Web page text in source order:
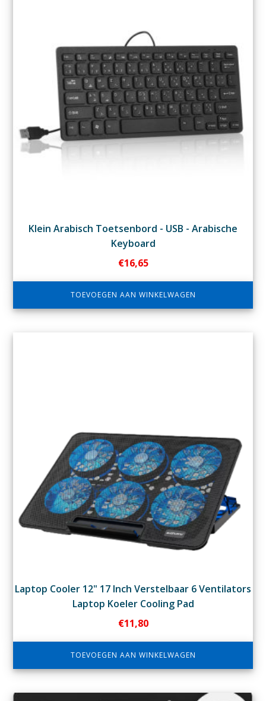
Klein Arabisch Toetsenbord - USB - Arabische
Keyboard
€16,65
TOEVOEGEN AAN WINKELWAGEN
Laptop Cooler 12" 17 Inch Verstelbaar 6 Ventilators
Laptop Koeler Cooling Pad
€11,80
TOEVOEGEN AAN WINKELWAGEN